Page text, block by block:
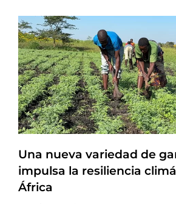
Una nueva variedad de
impulsa la resiliencia
África